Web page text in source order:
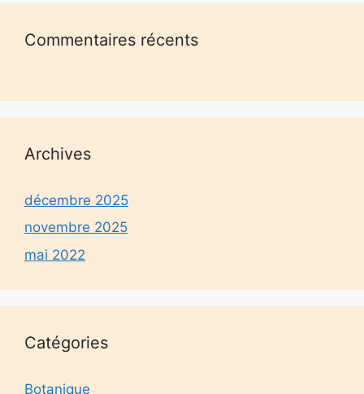
Commentaires récents
Archives
décembre 2025
novembre 2025
mai 2022
Catégories
Botanique